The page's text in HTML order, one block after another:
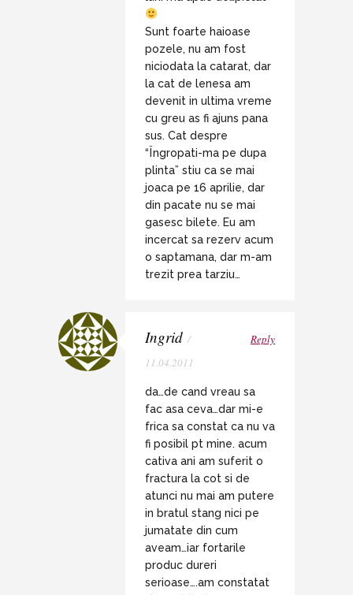
Sunt foarte haioase
pozele, nu am fost
niciodata la catarat, dar
la cat de lenesa am
devenit in ultima vreme
cu greu as fi ajuns pana
sus. Cat despre
“Ïngropati-ma pe dupa
plinta” stiu ca se mai
joaca pe 16 aprilie, dar
din pacate nu se mai
gasesc bilete. Eu am
incercat sa rezerv acum
o saptamana, dar m-am
trezit prea tarziu…
Ingrid /
11.04.2011
Reply
da…de cand vreau sa
fac asa ceva…dar mi-e
frica sa constat ca nu va
fi posibil pt mine. acum
cativa ani am suferit o
fractura la cot si de
atunci nu mai am putere
in bratul stang nici pe
jumatate din cum
aveam…iar fortarile
produc dureri
serioase….am constatat